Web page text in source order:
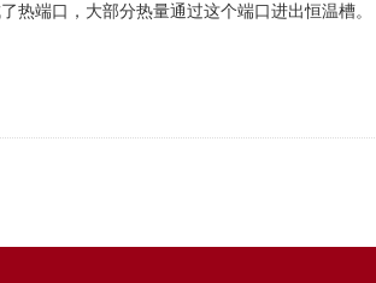
热端口，大部分热量通过这个端口进出恒温槽。